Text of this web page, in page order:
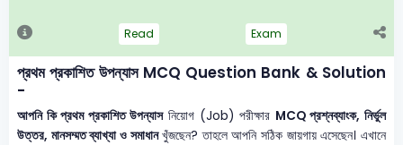
Read Exam
প্রথম প্রকাশিত উপন্যাস MCQ Question Bank & Solution
-
আপনি কি প্রথম প্রকাশিত উপন্যাসনিয়োগ (Job) পরীক্ষার MCQ প্রশ্নব্যাংক, নির্ভুল
উত্তর, মানসম্মত ব্যাখ্যা ও সমাধানখুঁজছেন? তাহলে আপনি সঠিক জায়গায় এসেছেন। এখানে